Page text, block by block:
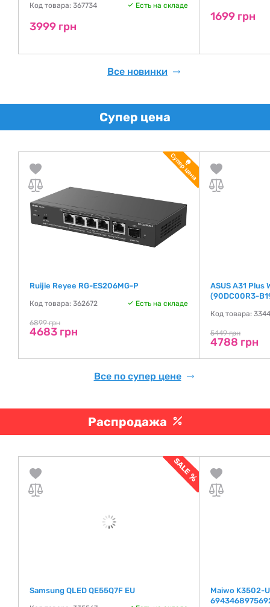
Код товара: 367734 Есть на складе
3999 грн
1699 грн
Все новинки
Супер цена
Ruijie Reyee RG-ES206MG-P
Код товара: 362672 Есть на складе
6899 грн
4683 грн
ASUS A31
(90DC00R3-
Код товара:
5449 грн
4788 грн
Все по супер цене
Распродажа
Samsung QLED QE55Q7F EU
Maiwo K3502-